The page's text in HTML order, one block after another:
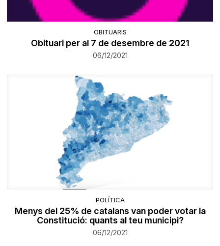
OBITUARIS
Obituari per al 7 de desembre de 2021
06/12/2021
POLÍTICA
Menys del 25% de catalans van poder votar la
Constitució: quants al teu municipi?
06/12/2021